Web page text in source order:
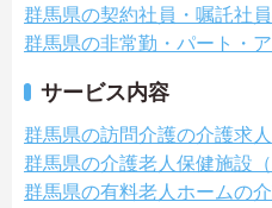
群馬県の契約社員・嘱託社
群馬県の非常勤・パート・
サービス内容
群馬県の訪問介護の介護求人
群馬県の介護老人保健施設
群馬県の有料老人ホームの